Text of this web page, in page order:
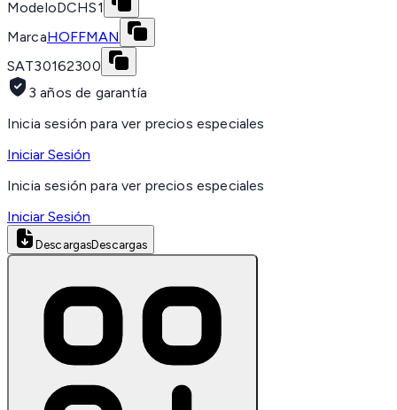
ModeloDCHS1
MarcaHOFFMAN
SAT30162300
3 años de garantía
Inicia sesión para ver precios especiales
Iniciar Sesión
Inicia sesión para ver precios especiales
Iniciar Sesión
DescargasDescargas